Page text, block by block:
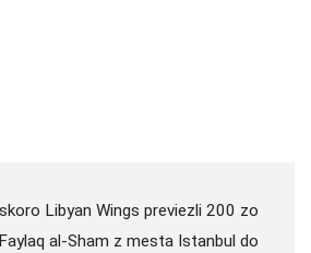
Libyan Wings previezli 200 zo
al-Sham z mesta Istanbul do